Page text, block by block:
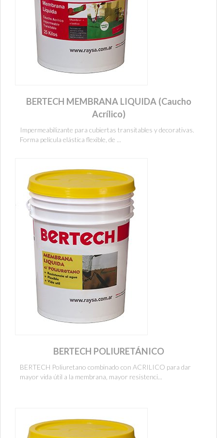
BERTECH MEMBRANA LIQUIDA (Caucho
Acrílico)
Impermeabilizante para cubiertas transitables y decorativas.
Forma película elástica flexible, de ...
BERTECH POLIURETÁNICO
BERTECH Poliuretano combinado con ACRILICO para dar
mayor vida útil a la membrana, mayor resistenci...